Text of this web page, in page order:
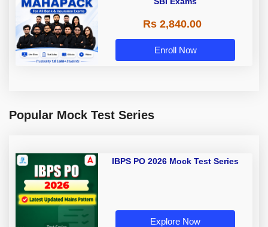
Rs 2,840.00
Enroll Now
Popular Mock Test Series
IBPS PO 2026 Mock Test Series
Explore Now